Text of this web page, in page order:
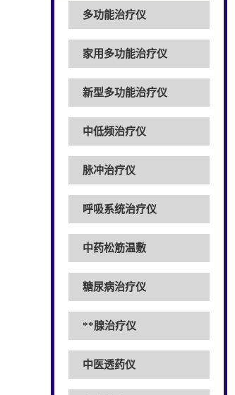
多功能治疗仪
家用多功能治疗仪
新型多功能治疗仪
中低频治疗仪
脉冲治疗仪
呼吸系统治疗仪
中药松筋温敷
糖尿病治疗仪
**腺治疗仪
中医透药仪